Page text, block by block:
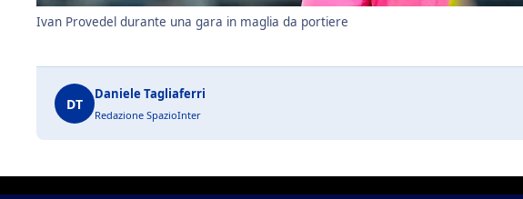
Ivan Provedel durante una gara in maglia da portiere
DT
Daniele Tagliaferri
Redazione SpazioInter